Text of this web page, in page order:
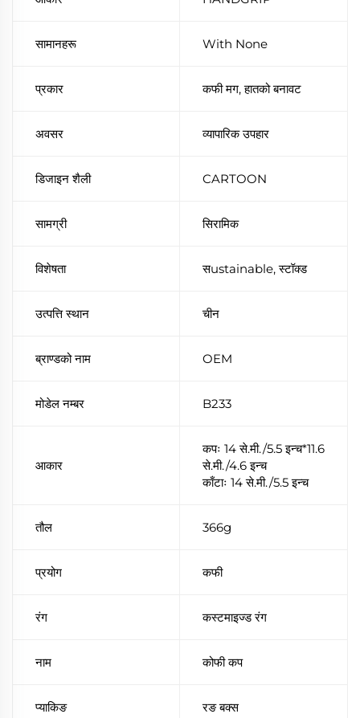
सामानहरू With None
प्रकार कफी मग, हातको बनावट
अवसर व्यापारिक उपहार
डिजाइन शैली CARTOON
सामग्री सिरामिक
विशेषता सustainable, स्टॉक्ड
उत्पत्ति स्थान चीन
ब्राण्डको नाम OEM
मोडेल नम्बर B233
आकार
कपः 14 से.मी./5.5 इन्च*11.6
से.मी./4.6 इन्च
काँटाः 14 से.मी./5.5 इन्च
तौल 366g
प्रयोग कफी
रंग कस्टमाइज्ड रंग
नाम कोफी कप
प्याकिङ रङ बक्स